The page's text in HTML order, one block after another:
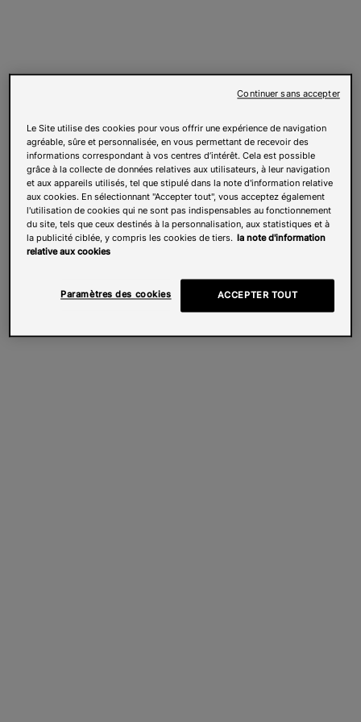
Le Site utilise des cookies pour vous offrir une expérience de navigation
agréable, sûre et personnalisée, en vous permettant de recevoir des
informations correspondant à vos centres d’intérêt. Cela est possible
grâce à la collecte de données relatives aux utilisateurs, à leur navigation
et aux appareils utilisés, tel que stipulé dans la note d'information relative
aux cookies. En sélectionnant "Accepter tout", vous acceptez également
l'utilisation de cookies qui ne sont pas indispensables au fonctionnement
du site, tels que ceux destinés à la personnalisation, aux statistiques et à
la publicité ciblée, y compris les cookies de tiers. la note d'information
relative aux cookies
Paramètres des cookies ACCEPTER TOUT
Continuer sans accepter